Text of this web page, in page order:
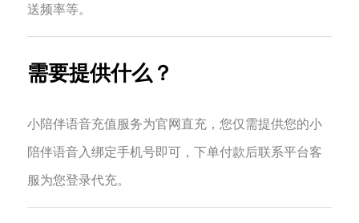
送频率等。
需要提供什么？
小陪伴语音充值服务为官网直充，您仅需提供您的小
陪伴语音入绑定手机号即可，下单付款后联系平台客
服为您登录代充。